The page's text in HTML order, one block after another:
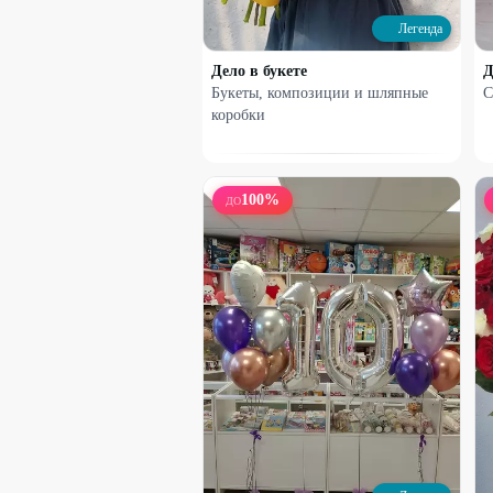
2300₽3100
21 %
Набирает высоту
Французская роза в корзине
2170₽
Легенда
Дело в букете
Букеты, композиции и шляпные
коробки
ДО100%